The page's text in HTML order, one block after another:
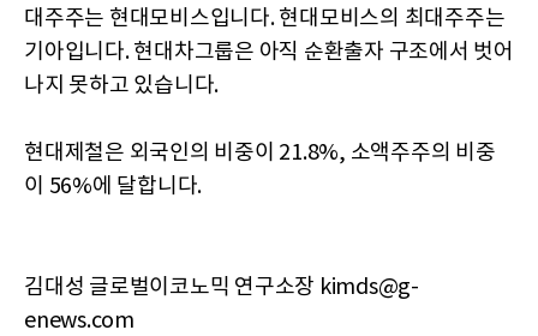
대주주는 현대모비스입니다. 현대모비스의 최대주주는
기아입니다. 현대차그룹은 아직 순환출자 구조에서 벗어
나지 못하고 있습니다.
현대제철은 외국인의 비중이 21.8%, 소액주주의 비중
이 56%에 달합니다.
김대성 글로벌이코노믹 연구소장 kimds@g-
enews.com